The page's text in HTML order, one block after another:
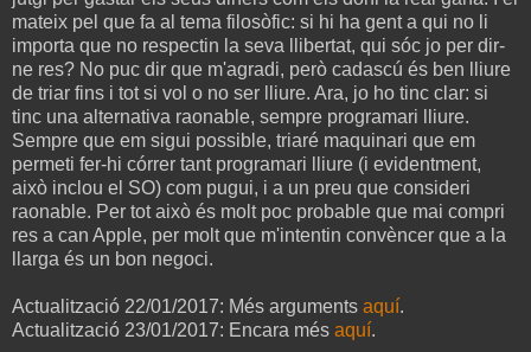
mateix pel que fa al tema filosòfic: si hi ha gent a qui no li
importa que no respectin la seva llibertat, qui sóc jo per dir-
ne res? No puc dir que m'agradi, però cadascú és ben lliure
de triar fins i tot si vol o no ser lliure. Ara, jo ho tinc clar: si
tinc una alternativa raonable, sempre programari lliure.
Sempre que em sigui possible, triaré maquinari que em
permeti fer-hi córrer tant programari lliure (i evidentment,
això inclou el SO) com pugui, i a un preu que consideri
raonable. Per tot això és molt poc probable que mai compri
res a can Apple, per molt que m'intentin convèncer que a la
llarga és un bon negoci.
Actualització 22/01/2017: Més arguments aquí.
Actualització 23/01/2017: Encara més aquí.